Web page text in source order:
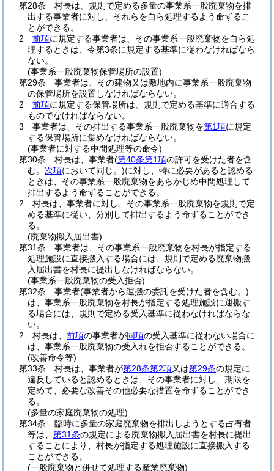
第28条
村長は、規則で定める多量の事業系一般廃棄物を排
出する事業者に対し、それらを自ら処理するよう命ずるこ
とができる。
2
前項に規定する事業者は、その事業系一般廃棄物を自ら処
理するときは、令第3条に規定する基準に従わなければなら
ない。
(事業系一般廃棄物保管場所の設置)
第29条
事業者は、その建物又は敷地内に事業系一般廃棄物
の保管場所を設置しなければならない。
2
前項に規定する保管場所は、規則で定める基準に適合する
ものでなければならない。
3
事業者は、その排出する事業系一般廃棄物を第1項に規定
する保管場所に集めなければならない。
(事業者に対する中間処理等の命令)
第30条
村長は、事業者(第40条第1項の許可を受けた者を含
む。 次項において同じ。)に対し、特に必要があると認める
ときは、その事業系一般廃棄物をあらかじめ中間処理して
排出するよう命ずることができる。
2
村長は、事業者に対し、その事業系一般廃棄物を規則で定
める基準に従い、分別して排出するよう命ずることができ
る。
(廃棄物搬入届出書)
第31条
事業者は、その事業系一般廃棄物を村長が指定する
処理施設に直接搬入する場合には、規則で定める廃棄物搬
入届出書を村長に提出しなければならない。
(事業系一般廃棄物の受入拒否)
第32条
事業者(事業者から運搬の委託を受けた者を含む。)
は、事業系一般廃棄物を村長が指定する処理施設に運搬す
る場合には、規則で定める受入基準に従わなければならな
い。
2
村長は、 前項の事業者が同項の受入基準に従わない場合に
は、事業系一般廃棄物の受入れを拒否することができる。
(改善命令等)
第33条
村長は、事業者が第28条第2項又は第29条の規定に
違反していると認めるときは、その事業者に対し、期限を
定めて、必要な改善その他必要な措置を命ずることができ
る。
(多量の家庭廃棄物の処理)
第34条
臨時に多量の家庭廃棄物を排出しようとする占有者
等は、 第31条の規定による廃棄物搬入届出書を村長に提出
することにより、村長が指定する処理施設に直接搬入する
ことができる。
(一般廃棄物と併せて処理する産業廃棄物)